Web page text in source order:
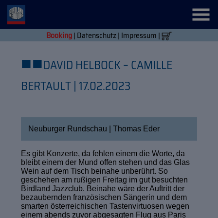
Booking| Datenschutz| Impressum |
■■DAVID HELBOCK – CAMILLE
BERTAULT | 17.02.2023
Neuburger Rundschau | Thomas Eder
Es gibt Konzerte, da fehlen einem die Worte, da
bleibt einem der Mund offen stehen und das Glas
Wein auf dem Tisch beinahe unberührt. So
geschehen am rußigen Freitag im gut besuchten
Birdland Jazzclub. Beinahe wäre der Auftritt der
bezaubernden französischen Sängerin und dem
smarten österreichischen Tastenvirtuosen wegen
einem abends zuvor abgesagten Flug aus Paris